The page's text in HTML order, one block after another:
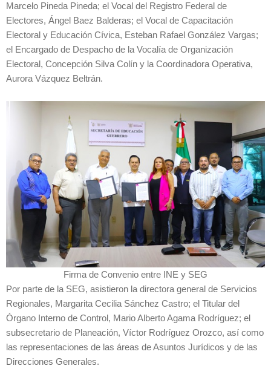
Marcelo Pineda Pineda; el Vocal del Registro Federal de
Electores, Ángel Baez Balderas; el Vocal de Capacitación
Electoral y Educación Cívica, Esteban Rafael González Vargas;
el Encargado de Despacho de la Vocalía de Organización
Electoral, Concepción Silva Colín y la Coordinadora Operativa,
Aurora Vázquez Beltrán.
Firma de Convenio entre INE y SEG
Por parte de la SEG, asistieron la directora general de Servicios
Regionales, Margarita Cecilia Sánchez Castro; el Titular del
Órgano Interno de Control, Mario Alberto Agama Rodríguez; el
subsecretario de Planeación, Víctor Rodríguez Orozco, así como
las representaciones de las áreas de Asuntos Jurídicos y de las
Direcciones Generales.